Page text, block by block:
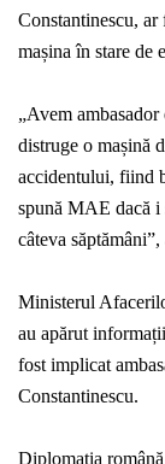
Constantinescu,
mașina în stare de
„Avem
distruge o mașină
accidentului, fiind
spună MAE dacă i
câteva
Ministerul
au apărut
fost implicat
Constantinescu.
Diplomația